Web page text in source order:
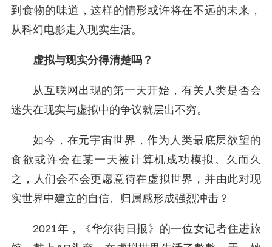
到食物的味道，这样的情形或许将在不远的未来，
从科幻电影走入现实生活。
虚拟与现实分得清楚吗？
从互联网出现的第一天开始，有关人类是否会
迷失在现实与虚拟中的争议就层出不穷。
如今，在元宇宙世界，作为人类最底层欲望的
食欲或许会在某一天被计算机成功模拟。久而久
之，人们会不会更愿意待在虚拟世界，并由此对现
实世界中建立的自信、归属感形成强烈冲击？
2021年，《华尔街日报》的一位女记者住进旅